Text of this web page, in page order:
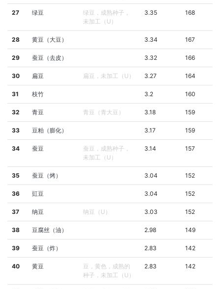
27 绿豆
绿豆，成熟种子，
未加工（U）
3.35 168
28 黄豆（大豆） 3.34 167
29 蚕豆（去皮） 3.32 166
30 扁豆 扁豆，未加工（U） 3.27 164
31 枝竹 3.2 160
32 青豆 青豆（青大豆） 3.18 159
33 豆粕（膨化） 3.17 159
34 蚕豆
蚕豆，成熟种子，
未加工（U）
3.14 157
35 蚕豆（烤） 3.04 152
36 豇豆 3.04 152
37 纳豆 纳豆（U） 3.03 152
38 豆腐丝（油） 2.98 149
39 蚕豆（炸） 2.83 142
40 黄豆
豆，黄色，成熟的
种子，未加工（U）
2.83 142